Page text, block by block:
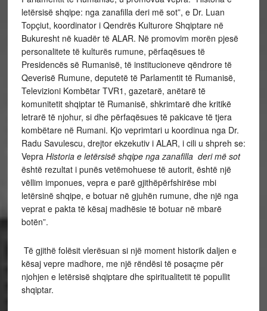
letërsisë shqipe: nga zanafilla deri më sot”, e Dr. Luan
Topçiut, koordinator i Qendrës Kulturore Shqiptare në
Bukuresht në kuadër të ALAR. Në promovim morën pjesë
personalitete të kulturës rumune, përfaqësues të
Presidencës së Rumanisë, të institucioneve qëndrore të
Qeverisë Rumune, deputetë të Parlamentit të Rumanisë,
Televizioni Kombëtar TVR1, gazetarë, anëtarë të
komunitetit shqiptar të Rumanisë, shkrimtarë dhe kritikë
letrarë të njohur, si dhe përfaqësues të pakicave të tjera
kombëtare në Rumani. Kjo veprimtari u koordinua nga Dr.
Radu Savulescu, drejtor ekzekutiv i ALAR, i cili u shpreh se:
Vepra Historia e letërsisë shqipe nga zanafilla deri më sot
është rezultat i punës vetëmohuese të autorit, është një
vëllim imponues, vepra e parë gjithëpërfshirëse mbi
letërsinë shqipe, e botuar në gjuhën rumune, dhe një nga
veprat e pakta të kësaj madhësie të botuar në mbarë
botën”.
Të gjithë folësit vlerësuan si një moment historik daljen e
kësaj vepre madhore, me një rëndësi të posaçme për
njohjen e letërsisë shqiptare dhe spiritualitetit të popullit
shqiptar.